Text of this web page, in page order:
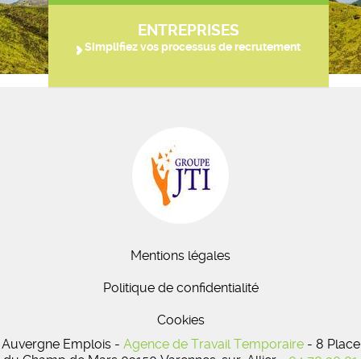
ENTREPRISES
Simplifiez vos processus de recrutement
Mentions légales
Politique de confidentialité
Cookies
Auvergne Emplois - Agence de Travail Temporaire- 8 Place